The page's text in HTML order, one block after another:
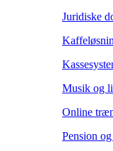
Juridiske
Musik og
Online
Pension